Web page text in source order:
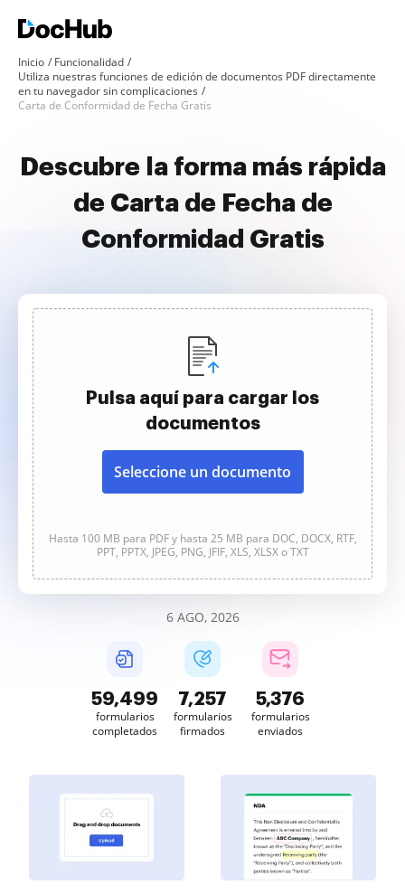
Inicio
Funcionalidad
Utiliza nuestras funciones de edición de documentos PDF directamente
en tu navegador sin complicaciones
Carta de Conformidad de Fecha Gratis
Descubre la forma más rápida
de Carta de Fecha de
Conformidad Gratis
Pulsa aquí para cargar los
documentos
Seleccione un documento
Hasta 100 MB para PDF y hasta 25 MB para DOC, DOCX, RTF,
PPT, PPTX, JPEG, PNG, JFIF, XLS, XLSX o TXT
6 AGO, 2026
59,499
formularios
completados
7,258
formularios
firmados
5,376
formularios
enviados